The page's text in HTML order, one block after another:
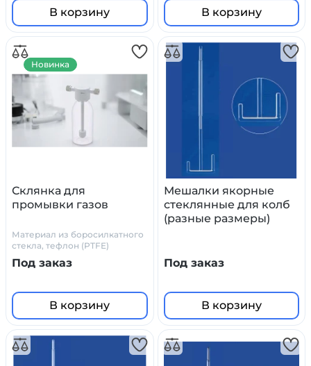
В корзину В корзину
Склянка для
промывки газов
Материал из боросилкатного
стекла, тефлон (PTFE)
Под заказ
В корзину
Новинка
Мешалки якорные
стеклянные для колб
(разные размеры)
Под заказ
В корзину